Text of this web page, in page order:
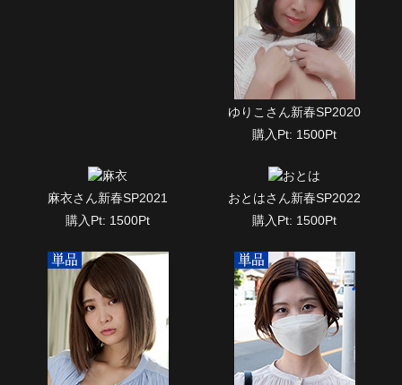
ゆりこさん新春SP2020
購入Pt: 1500Pt
麻衣さん新春SP2021
購入Pt: 1500Pt
おとはさん新春SP2022
購入Pt: 1500Pt